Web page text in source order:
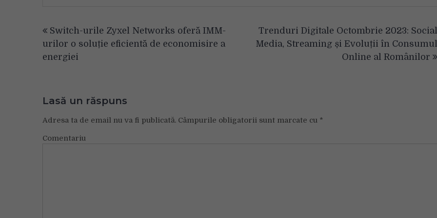
în
articole
Switch-urile Zyxel Networks oferă IMM-
urilor o soluție eficientă de economisire a
energiei
Trenduri Digitale Octombrie 2023: Social
Media, Streaming și Evoluții în Consumul
Online al Românilor
Lasă un răspuns
Adresa ta de email nu va fi publicată. Câmpurile obligatorii sunt marcate cu *
Comentariu